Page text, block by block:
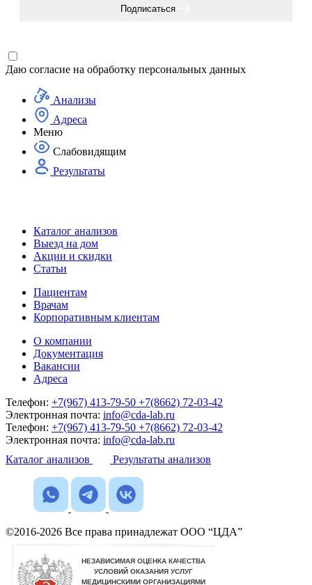
Подписаться
Даю согласие на обработку персональных данных
Анализы
Адреса
Меню
Слабовидящим
Результаты
Каталог анализов
Выезд на дом
Акции и скидки
Статьи
Пациентам
Врачам
Корпоративным клиентам
О компании
Документация
Вакансии
Адреса
Телефон: +7(967) 413-79-50 +7(8662) 72-03-42
Электронная почта: info@cda-lab.ru
Телефон: +7(967) 413-79-50 +7(8662) 72-03-42
Электронная почта: info@cda-lab.ru
Каталог анализов
Результаты анализов
©2016-2026 Все права принадлежат ООО “ЦДА”